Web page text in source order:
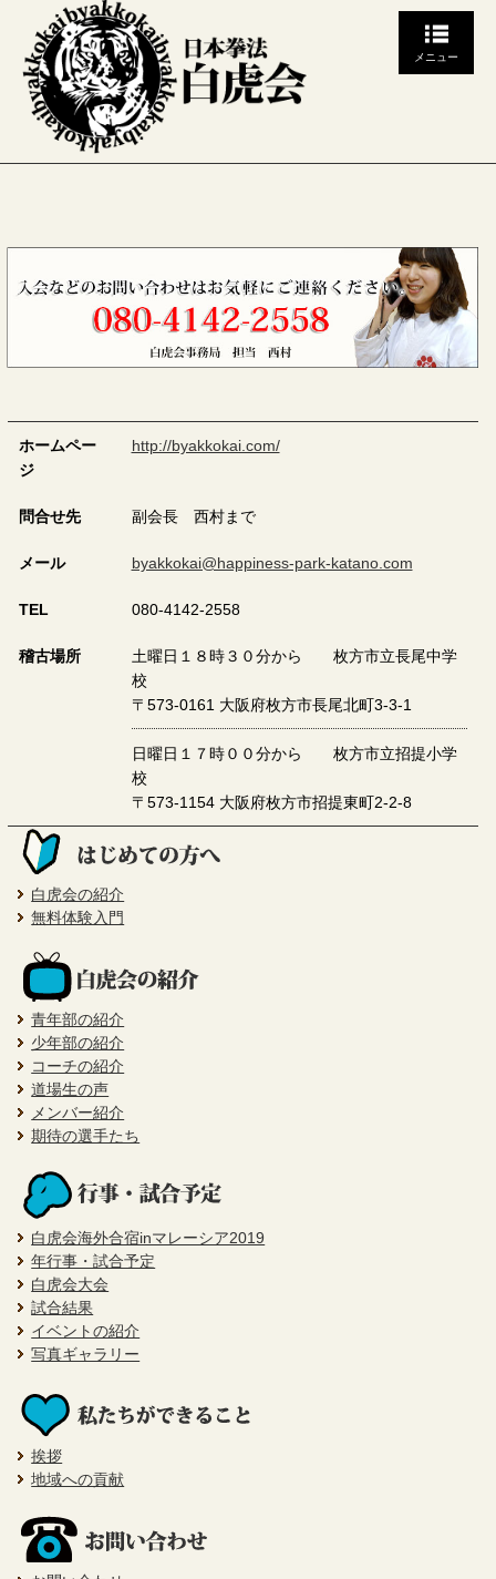
メニュー
ホームペー
ジ
http://byakkokai.com/
問合せ先 副会長 西村まで
メール byakkokai@happiness-park-katano.com
TEL 080-4142-2558
稽古場所
土曜日１８時３０分から 枚方市立長尾中学
校
〒573-0161 大阪府枚方市長尾北町3-3-1
日曜日１７時００分から 枚方市立招提小学
校
〒573-1154 大阪府枚方市招提東町2-2-8
白虎会の紹介
無料体験入門
青年部の紹介
少年部の紹介
コーチの紹介
道場生の声
メンバー紹介
期待の選手たち
白虎会海外合宿inマレーシア2019
年行事・試合予定
白虎会大会
試合結果
イベントの紹介
写真ギャラリー
挨拶
地域への貢献